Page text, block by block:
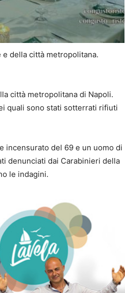
e della città metropolitana.
città metropolitana di Napoli.
quali sono stati sotterrati rifiuti
incensurato del 69 e un uomo di
denunciati dai Carabinieri della
le indagini.